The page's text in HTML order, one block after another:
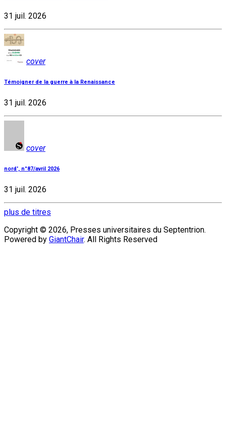
31 juil. 2026
cover
Témoigner de la guerre à la Renaissance
31 juil. 2026
cover
nord', n°87/avril 2026
31 juil. 2026
plus de titres
Copyright © 2026, Presses universitaires du Septentrion.
Powered by GiantChair. All Rights Reserved